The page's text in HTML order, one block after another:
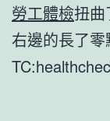
勞工體檢扭曲
右邊的長了